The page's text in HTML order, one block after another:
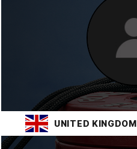
UNITED KINGDOM